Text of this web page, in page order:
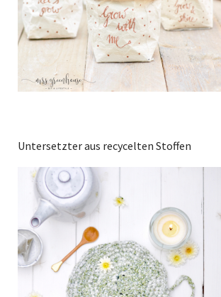
Untersetzter aus recycelten Stoffen